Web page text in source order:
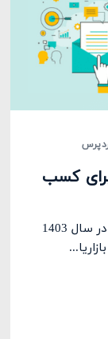
برای کسب
آیا ایمیل مارکتینگ برای کسب و کار شما در سال 1403